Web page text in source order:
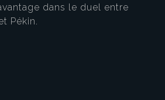
dans le duel entre
Pékin.